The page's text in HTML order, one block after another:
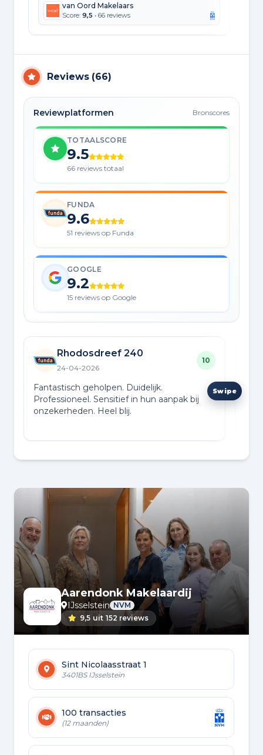
van Oord Makelaars
Score: 9,5 • 66 reviews
Reviews (66)
Reviewplatformen Bronscores
TOTAALSCORE
9.5
66 reviews totaal
FUNDA
9.6
51 reviews op Funda
GOOGLE
9.2
15 reviews op Google
Rhodosdreef 240
24-04-2026
10
Fantastisch geholpen. Duidelijk.
Professioneel. Sensitief in hun aanpak bij
onzekerheden. Heel blij.
Aarendonk Makelaardij
IJsselstein NVM
9,5 uit 152 reviews
Sint Nicolaasstraat 1
3401BS IJsselstein
100 transacties
(12 maanden)